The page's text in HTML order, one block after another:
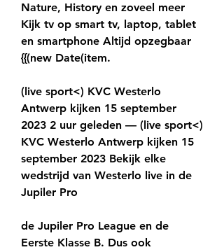
Nature, History en zoveel meer
Kijk tv op smart tv, laptop, tablet
en smartphone Altijd opzegbaar
{{(new Date(item.
(live sport<) KVC Westerlo
Antwerp kijken 15 september
2023 2 uur geleden — (live sport<)
KVC Westerlo Antwerp kijken 15
september 2023 Bekijk elke
wedstrijd van Westerlo live in de
Jupiler Pro
de Jupiler Pro League en de
Eerste Klasse B. Dus ook